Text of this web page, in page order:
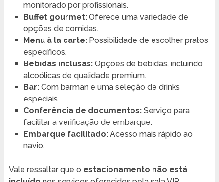
monitorado por profissionais.
Buffet gourmet:Oferece uma variedade de
opções de comidas.
Menu à la carte:Possibilidade de escolher pratos
específicos.
Bebidas inclusas:Opções de bebidas, incluindo
alcoólicas de qualidade premium.
Bar:Com barman e uma seleção de drinks
especiais.
Conferência de documentos:Serviço para
facilitar a verificação de embarque.
Embarque facilitado:Acesso mais rápido ao
navio.
Vale ressaltar que o estacionamento não está